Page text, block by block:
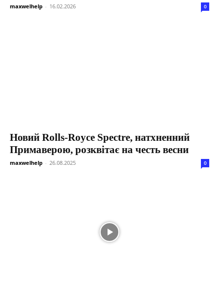
maxwelhelp - 16.02.2026 0
Новий Rolls-Royce Spectre, натхненний
Примаверою, розквітає на честь весни
maxwelhelp - 26.08.2025 0